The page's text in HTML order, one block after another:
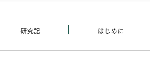
研究記 はじめに